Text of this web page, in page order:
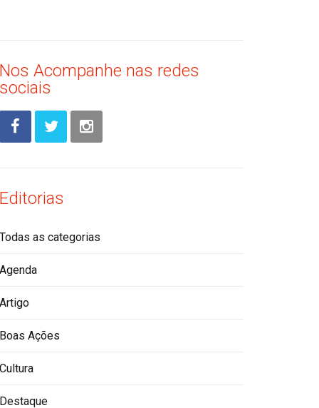
Nos Acompanhe nas redes
sociais
Editorias
Todas as categorias
Agenda
Artigo
Boas Ações
Cultura
Destaque